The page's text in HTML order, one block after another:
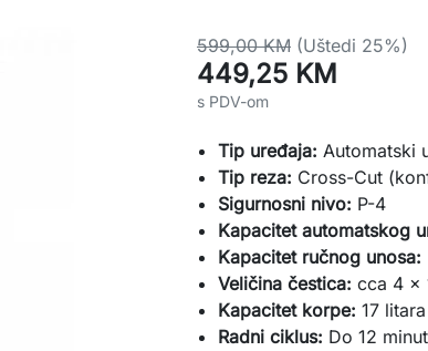
599,00 KM (Uštedi 25%)
449,25 KM
s PDV-om
Tip uređaja: Automatski
Tip reza: Cross-Cut
Sigurnosni nivo: P-4
Kapacitet automatskog
Kapacitet ručnog unosa:
Veličina čestica: cca 4 ×
Kapacitet korpe: 17 litara
Radni ciklus: Do 12